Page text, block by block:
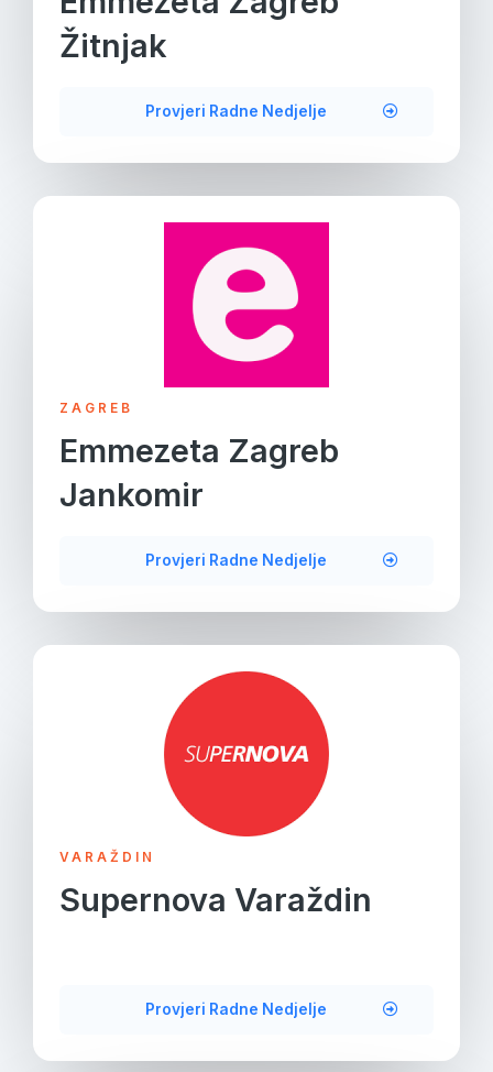
Žitnjak
Provjeri Radne Nedjelje
ZAGREB
Emmezeta Zagreb
Jankomir
Provjeri Radne Nedjelje
VARAŽDIN
Supernova Varaždin
Provjeri Radne Nedjelje